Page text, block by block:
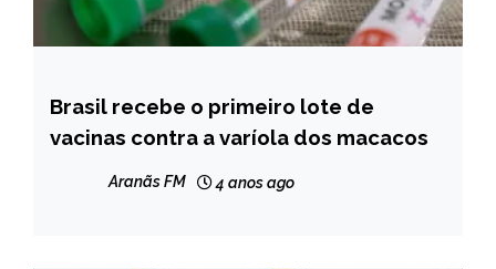
BRASIL
NOTÍCIAS
Brasil recebe o primeiro lote de
vacinas contra a varíola dos macacos
Aranãs FM 4 anos ago